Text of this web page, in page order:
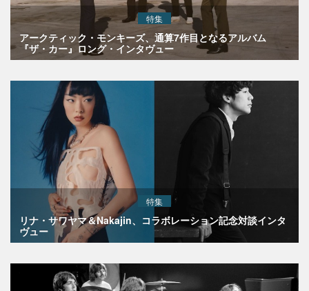
特集
アークティック・モンキーズ、通算7作目となるアルバム
『ザ・カー』ロング・インタヴュー
特集
リナ・サワヤマ＆Nakajin、コラボレーション記念対談インタ
ヴュー